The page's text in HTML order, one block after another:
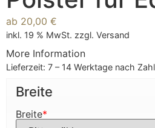
ab 20,00 €
inkl. 19 % MwSt. zzgl. Versand
More Information
Lieferzeit: 7 – 14 Werktage nach
Breite
*
Breite